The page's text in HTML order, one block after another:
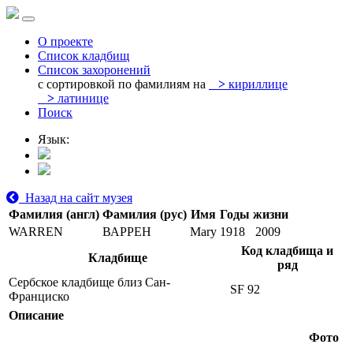
О проекте
Список кладбищ
Список захоронений
с сортировкой по фамилиям на
> кириллице
> латинице
Поиск
Язык:
Назад на сайт музея
Фамилия (англ) Фамилия (рус) Имя Годы жизни
WARREN
ВАРРЕН Mary 1918
2009
Кладбище
Код кладбища и
ряд
Сербское кладбище близ Сан-
Франциско
SF 92
Описание
Фото